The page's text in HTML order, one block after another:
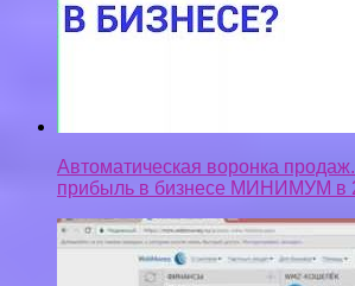
хакерские программы для
интернете